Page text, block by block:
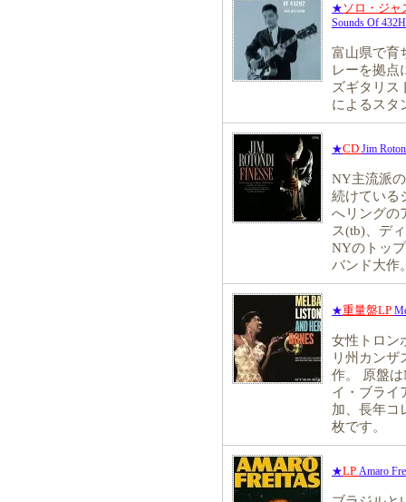
★ ソロ・ジ
Sounds Of
富山県で育
レーを拠点
ズギタリス
によるスタ
★CD Jim
NY主流派
続けている
へリングの
ス(tb)、デ
NYのトッ
バンド大作
★重量盤LP
女性トロン
リ州カンザ
作。 原盤は
イ・ブライ
加、長年コ
枚です。
★LP Amaro